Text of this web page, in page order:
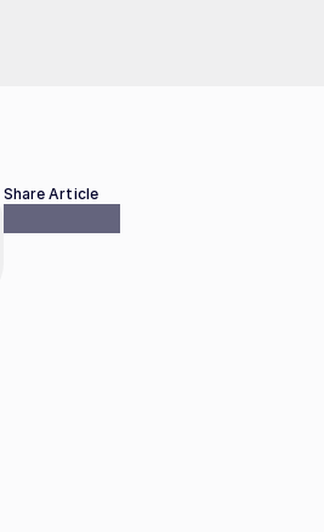
Share Article